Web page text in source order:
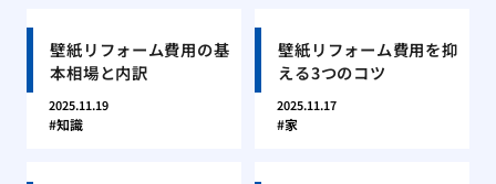
壁紙リフォーム費用の基
本相場と内訳
2025.11.19
知識
壁紙リフォーム費用を抑
える3つのコツ
2025.11.17
家